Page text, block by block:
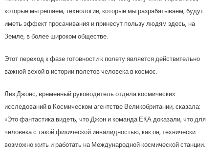
которые мы решаем, технологии, которые мы разрабатываем, будут
иметь эффект просачивания и принесут пользу людям здесь, на
Земле, в более широком обществе.
Этот переход к фазе готовности к полету является действительно
важной вехой в истории полетов человека в космос.
Лиз Джонс, временный руководитель отдела космических
исследований в Космическом агентстве Великобритании, сказала:
«Это фантастика видеть, что Джон и команда ЕКА доказали, что для
человека с такой физической инвалидностью, как он, технически
возможно жить и работать на Международной космической станции.